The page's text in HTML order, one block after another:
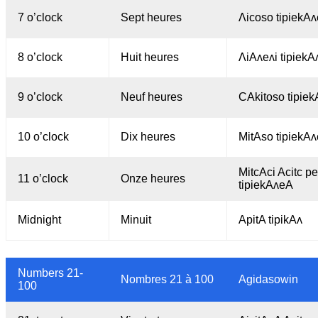
7 o’clock Sept heures Λicoso
8 o’clock Huit heures ΛiAʌeʌi
9 o’clock Neuf heures CAkitoso
10 o’clock Dix heures MitAso
11 o’clock Onze heures
MitcAci Acitc
tipiekAʌeA
Midnight Minuit ApitA tipikAʌ
Numbers 21-
100
Nombres 21 à 100 Agidasowin